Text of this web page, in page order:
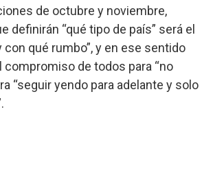
de octubre y noviembre,
definirán “qué tipo de país” será el
con qué rumbo”, y en ese sentido
compromiso de todos para “no
“seguir yendo para adelante y solo